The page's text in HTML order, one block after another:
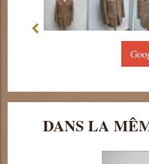
DANS LA